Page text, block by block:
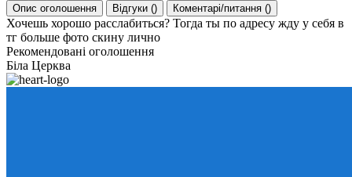
Опис оголошення Відгуки () Коментарі/питання ()
Хочешь хорошо расслабиться? Тогда ты по адресу жду у себя в
тг больше фото скину лично
Рекомендовані оголошення
Біла Церква